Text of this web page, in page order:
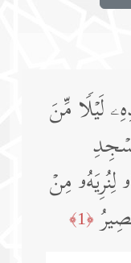
لَیۡلࣰا مِّنَ
لِنُرِیَهُۥ مِنۡ
﴿1﴾